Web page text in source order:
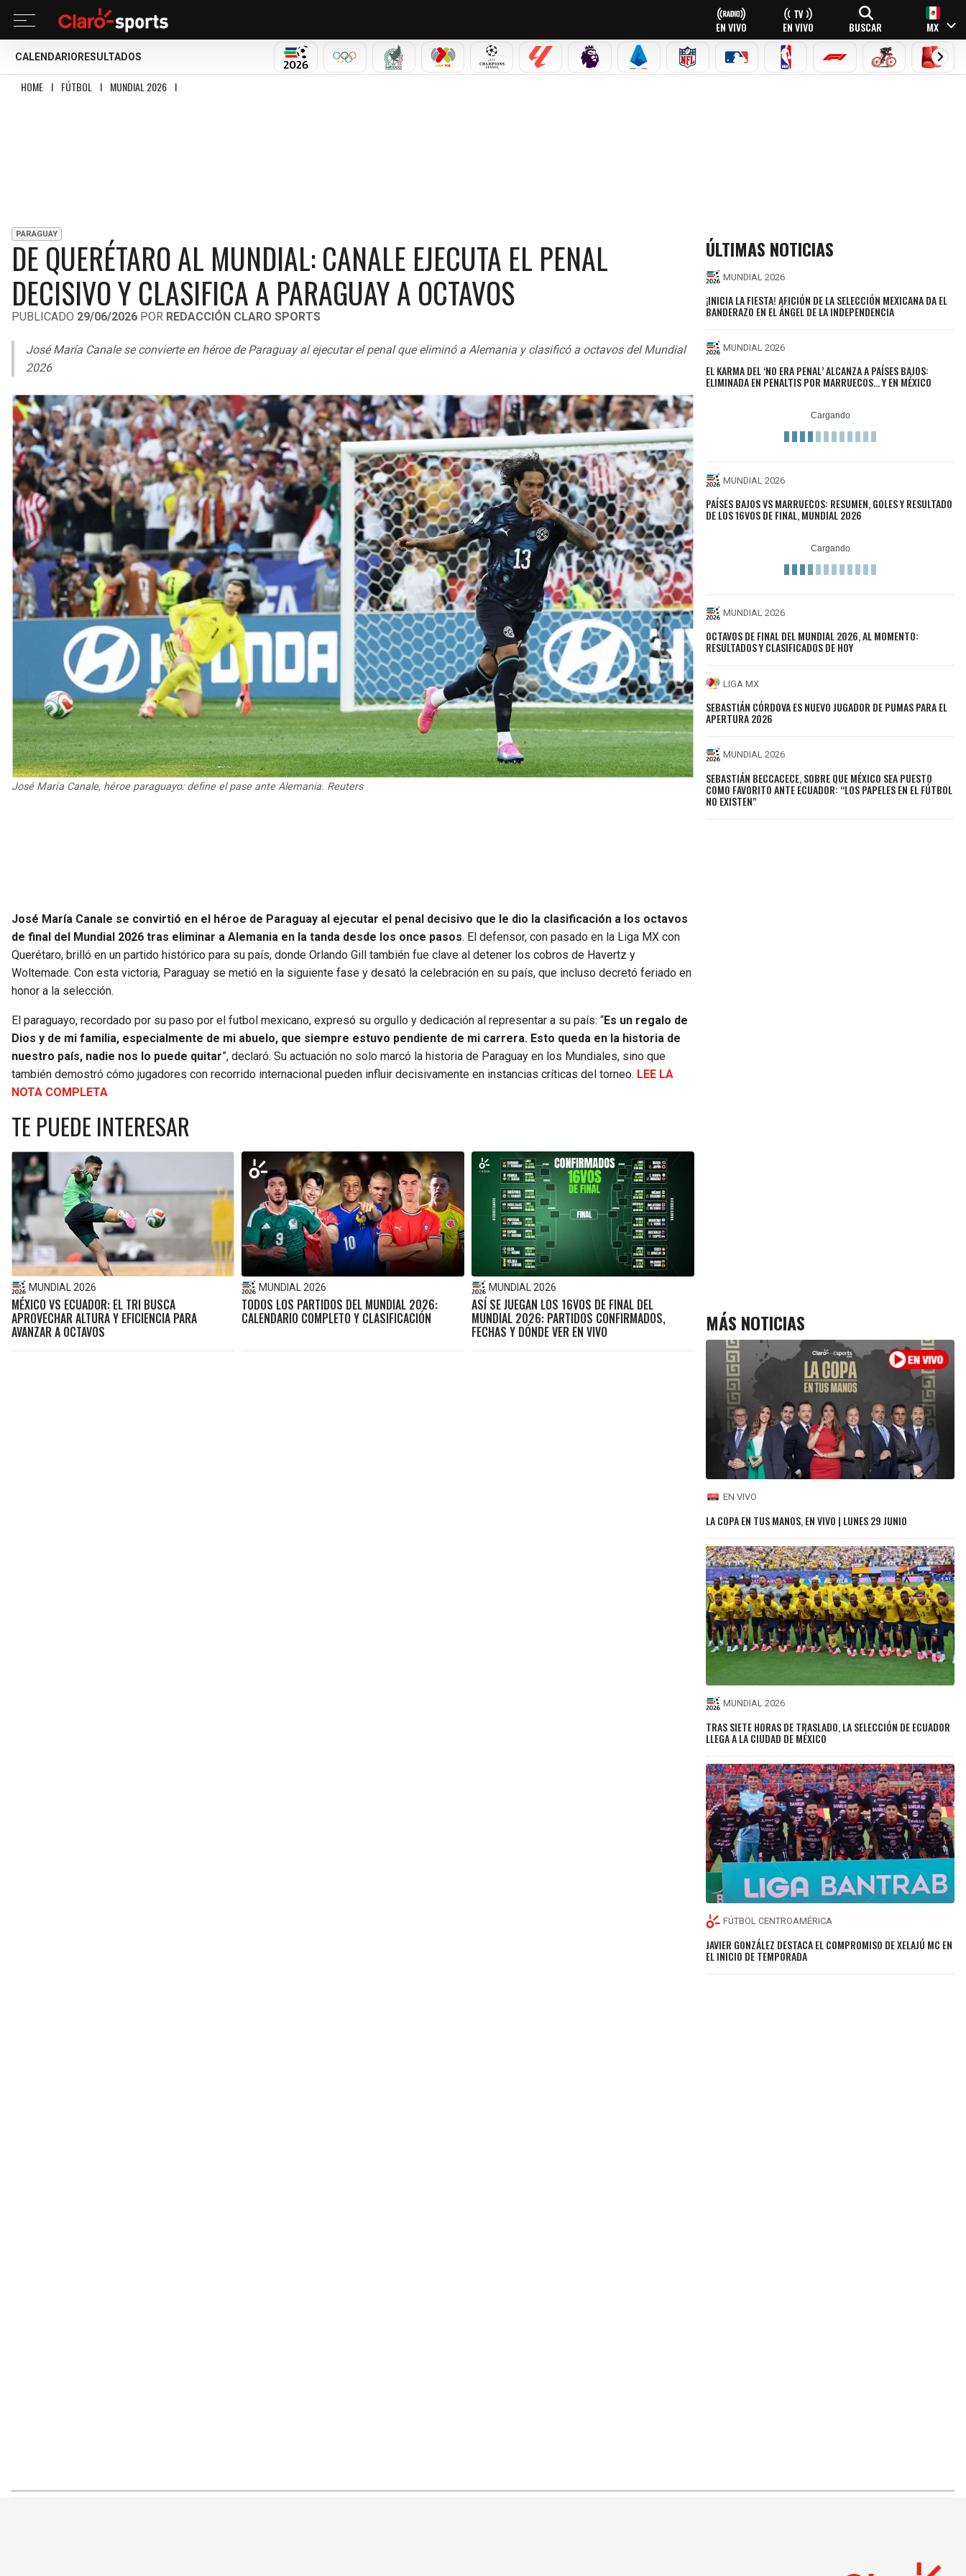
EN VIVO EN VIVO BUSCAR MX
CALENDARIO RESULTADOS
MUNDIAL 2026OLÍMPICOSSELECCIÓN MEXICANA
LIGA MX CHAMPIONS LEAGUE
LALIGA PREMIER LEAGUE
SERIE A NFL MLB NBA FÓRMULA 1CICLISMOBOXEO
HOME I FÚTBOL I MUNDIAL 2026 I
PARAGUAY
DE QUERÉTARO AL MUNDIAL: CANALE EJECUTA EL PENAL
DECISIVO Y CLASIFICA A PARAGUAY A OCTAVOS
PUBLICADO 29/06/2026 POR REDACCIÓN CLARO SPORTS
José María Canale se convierte en héroe de Paraguay al ejecutar el penal que eliminó a Alemania y clasificó a octavos del Mundial
2026
José María Canale, héroe paraguayo: define el pase ante Alemania. Reuters
José María Canale se convirtió en el héroe de Paraguay al ejecutar el penal decisivo que le dio la clasificación a los octavos
de final del Mundial 2026 tras eliminar a Alemania en la tanda desde los once pasos. El defensor, con pasado en la Liga MX con
Querétaro, brilló en un partido histórico para su país, donde Orlando Gill también fue clave al detener los cobros de Havertz y
Woltemade. Con esta victoria, Paraguay se metió en la siguiente fase y desató la celebración en su país, que incluso decretó feriado en
honor a la selección.
El paraguayo, recordado por su paso por el futbol mexicano, expresó su orgullo y dedicación al representar a su país: “Es un regalo de
Dios y de mi familia, especialmente de mi abuelo, que siempre estuvo pendiente de mi carrera. Esto queda en la historia de
nuestro país, nadie nos lo puede quitar”, declaró. Su actuación no solo marcó la historia de Paraguay en los Mundiales, sino que
también demostró cómo jugadores con recorrido internacional pueden influir decisivamente en instancias críticas del torneo. LEE LA
NOTA COMPLETA
TE PUEDE INTERESAR
MUNDIAL 2026
MÉXICO VS ECUADOR: EL TRI BUSCA
APROVECHAR ALTURA Y EFICIENCIA PARA
AVANZAR A OCTAVOS
MUNDIAL 2026
TODOS LOS PARTIDOS DEL MUNDIAL 2026:
CALENDARIO COMPLETO Y CLASIFICACIÓN
MUNDIAL 2026
ASÍ SE JUEGAN LOS 16VOS DE FINAL DEL
MUNDIAL 2026: PARTIDOS CONFIRMADOS,
FECHAS Y DÓNDE VER EN VIVO
ÚLTIMAS NOTICIAS
MUNDIAL 2026
¡INICIA LA FIESTA! AFICIÓN DE LA SELECCIÓN MEXICANA DA EL
BANDERAZO EN EL ÁNGEL DE LA INDEPENDENCIA
MUNDIAL 2026
EL KARMA DEL ‘NO ERA PENAL’ ALCANZA A PAÍSES BAJOS:
ELIMINADA EN PENALTIS POR MARRUECOS... Y EN MÉXICO
MUNDIAL 2026
PAÍSES BAJOS VS MARRUECOS: RESUMEN, GOLES Y RESULTADO
DE LOS 16VOS DE FINAL, MUNDIAL 2026
MUNDIAL 2026
OCTAVOS DE FINAL DEL MUNDIAL 2026, AL MOMENTO:
RESULTADOS Y CLASIFICADOS DE HOY
LIGA MX
SEBASTIÁN CÓRDOVA ES NUEVO JUGADOR DE PUMAS PARA EL
APERTURA 2026
MUNDIAL 2026
SEBASTIÁN BECCACECE, SOBRE QUE MÉXICO SEA PUESTO
COMO FAVORITO ANTE ECUADOR: “LOS PAPELES EN EL FÚTBOL
NO EXISTEN"
MÁS NOTICIAS
EN VIVO
LA COPA EN TUS MANOS, EN VIVO | LUNES 29 JUNIO
MUNDIAL 2026
TRAS SIETE HORAS DE TRASLADO, LA SELECCIÓN DE ECUADOR
LLEGA A LA CIUDAD DE MÉXICO
FÚTBOL CENTROAMÉRICA
JAVIER GONZÁLEZ DESTACA EL COMPROMISO DE XELAJÚ MC EN
EL INICIO DE TEMPORADA